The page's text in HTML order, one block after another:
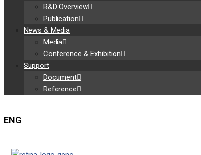
R&D Overview
Publication
News & Media
Media
Conference & Exhibition
Support
Document
Reference
ENG